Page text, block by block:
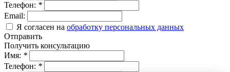
Телефон: *
Email:
Я согласен на обработку персональных данных
Отправить
Получить консультацию
Имя: *
Телефон: *